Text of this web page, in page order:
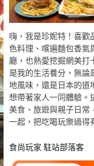
嗨，我是珍妮特！喜歡
色料理、嚐遍麵包香氣
廳，也熱愛挖掘網美打
是我的生活養分，無論
地風味，還是日本的道
想帶著家人一同體驗。
美食、旅遊與親子日常
一起，把吃喝玩樂過得
食尚玩家 駐站部落客